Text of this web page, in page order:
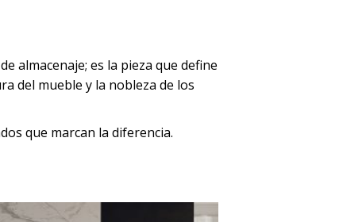
almacenaje; es la pieza que define
del mueble y la nobleza de los
que marcan la diferencia.